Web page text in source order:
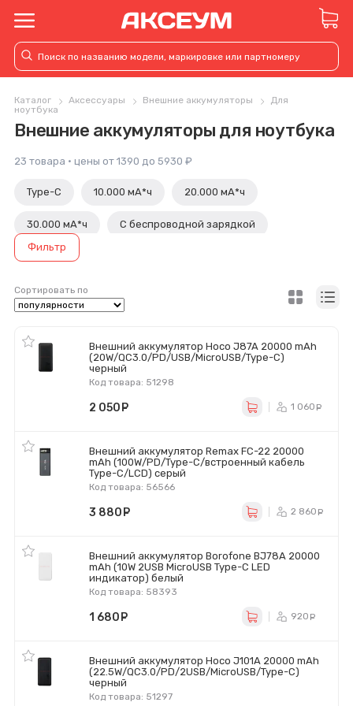
Каталог Аксессуары Внешние аккумуляторы
Для
ноутбука
Внешние аккумуляторы для ноутбука
23 товара · цены от 1390 до 5930 ₽
Type-C 10.000 мА*ч 20.000 мА*ч
30.000 мА*ч С беспроводной зарядкой
С индикатором заряда
Для айфона MagSafe
Фильтр
Сортировать по
Внешний аккумулятор Hoco J87A 20000 mAh
(20W/QC3.0/PD/USB/MicroUSB/Type-C)
черный
Код товара: 51298
2 050 1 060
Внешний аккумулятор Remax FC-22 20000
mAh (100W/PD/Type-C/встроенный кабель
Type-C/LCD) серый
Код товара: 56566
3 880 2 860
Внешний аккумулятор Borofone BJ78A 20000
mAh (10W 2USB MicroUSB Type-C LED
индикатор) белый
Код товара: 58393
1 680 920
Внешний аккумулятор Hoco J101A 20000 mAh
(22.5W/QC3.0/PD/2USB/MicroUSB/Type-C)
черный
Код товара: 51297